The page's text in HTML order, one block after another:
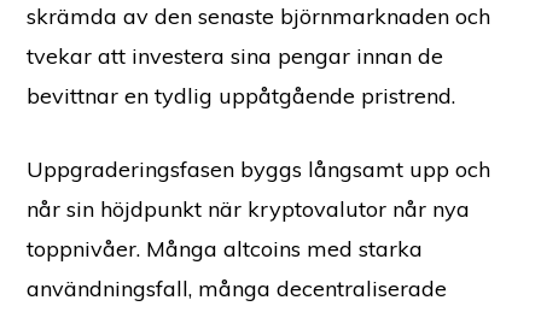
skrämda av den senaste björnmarknaden och
tvekar att investera sina pengar innan de
bevittnar en tydlig uppåtgående pristrend.
Uppgraderingsfasen byggs långsamt upp och
når sin höjdpunkt när kryptovalutor når nya
toppnivåer. Många altcoins med starka
användningsfall, många decentraliserade